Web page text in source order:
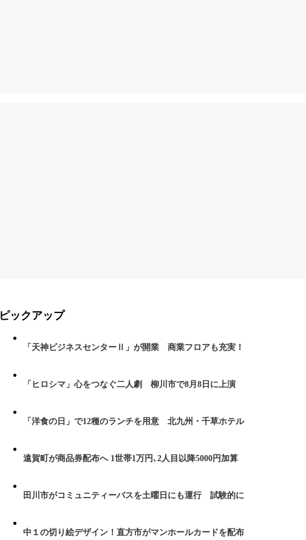
ピックアップ
「天神ビジネスセンターⅡ」が開業 商業フロアも充実！
「ヒロシマ」心をつなぐ二人劇 柳川市で8月8日に上演
「洋食の日」で12種のランチを用意 北九州・千草ホテル
遠賀町が商品券配布へ 1世帯1万円､2人目以降5000円加算
田川市がコミュニティーバスを土曜日にも運行 試験的に
中１の切り絵デザイン！直方市がマンホールカードを配布